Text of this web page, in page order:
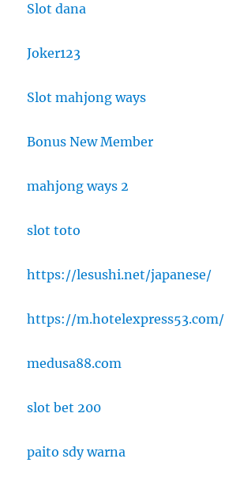
Slot dana
Joker123
Slot mahjong ways
Bonus New Member
mahjong ways 2
slot toto
https://lesushi.net/japanese/
https://m.hotelexpress53.com/
medusa88.com
slot bet 200
paito sdy warna